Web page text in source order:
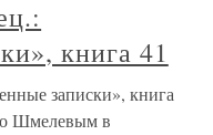
книга 41
записки», книга
Шмелевым в